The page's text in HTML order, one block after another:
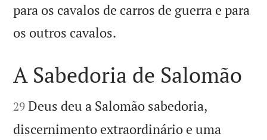
para os cavalos de carros de guerra e para
os outros cavalos.

A Sabedoria de Salomão

29 Deus deu a Salomão sabedoria,
discernimento extraordinário e uma